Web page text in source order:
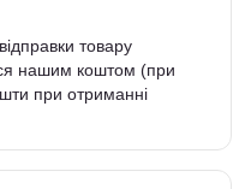
товару
нашим коштом (при
при отриманні